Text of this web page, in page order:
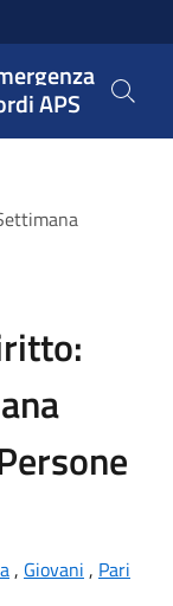
APS
, Giovani , Pari